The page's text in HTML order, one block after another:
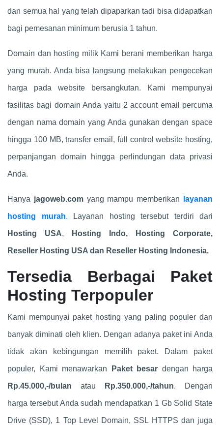
dan semua hal yang telah dipaparkan tadi bisa didapatkan
bagi pemesanan minimum berusia 1 tahun.
Domain dan hosting milik Kami berani memberikan harga
yang murah. Anda bisa langsung melakukan pengecekan
harga pada website bersangkutan. Kami mempunyai
fasilitas bagi domain Anda yaitu 2 account email percuma
dengan nama domain yang Anda gunakan dengan space
hingga 100 MB, transfer email, full control website hosting,
perpanjangan domain hingga perlindungan data privasi
Anda.
Hanya jagoweb.comyang mampu memberikan layanan
hosting murah. Layanan hosting tersebut terdiri dari
Hosting USA, Hosting Indo, Hosting Corporate,
Reseller Hosting USA dan Reseller Hosting Indonesia.
Tersedia Berbagai Paket
Hosting Terpopuler
Kami mempunyai paket hosting yang paling populer dan
banyak diminati oleh klien. Dengan adanya paket ini Anda
tidak akan kebingungan memilih paket. Dalam paket
populer, Kami menawarkan Paket besar dengan harga
Rp.45.000,-/bulan atau Rp.350.000,-/tahun. Dengan
harga tersebut Anda sudah mendapatkan 1 Gb Solid State
Drive (SSD), 1 Top Level Domain, SSL HTTPS dan juga